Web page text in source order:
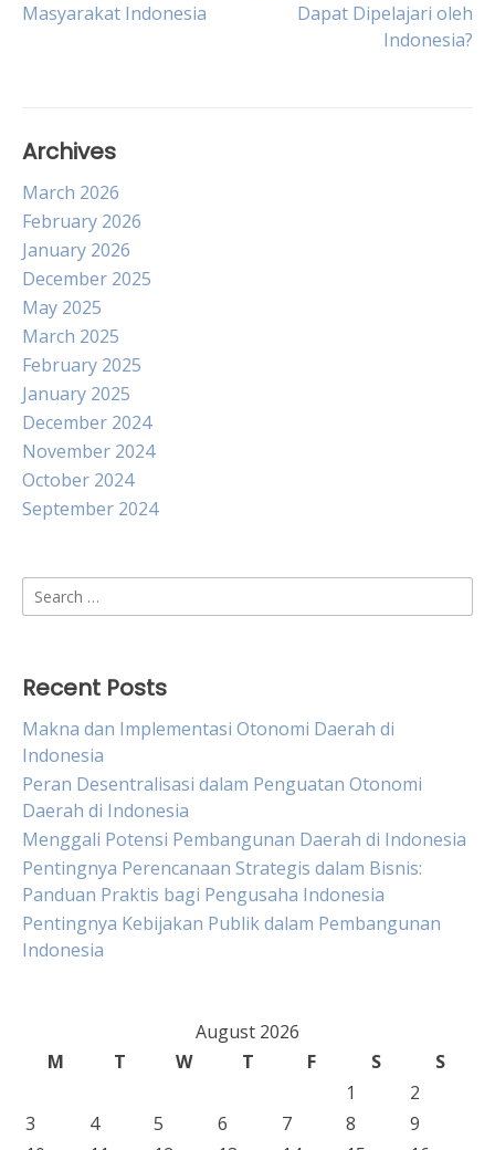
navigation
Masyarakat Indonesia
Dapat Dipelajari oleh
Indonesia?
Archives
March 2026
February 2026
January 2026
December 2025
May 2025
March 2025
February 2025
January 2025
December 2024
November 2024
October 2024
September 2024
Search
for:
Recent Posts
Makna dan Implementasi Otonomi Daerah di
Indonesia
Peran Desentralisasi dalam Penguatan Otonomi
Daerah di Indonesia
Menggali Potensi Pembangunan Daerah di Indonesia
Pentingnya Perencanaan Strategis dalam Bisnis:
Panduan Praktis bagi Pengusaha Indonesia
Pentingnya Kebijakan Publik dalam Pembangunan
Indonesia
August 2026
M
T W T F S
S
1
2
3
4 5 6 7 8
9